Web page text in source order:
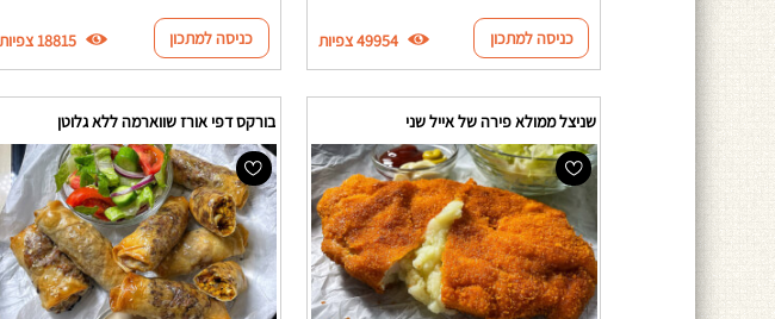
כניסה למתכון 49954 צפיות כניסה למתכון 18815 צפיות
שניצל ממולא פירה של אייל שני בורקס דפי אורז שווארמה ללא גלוטן